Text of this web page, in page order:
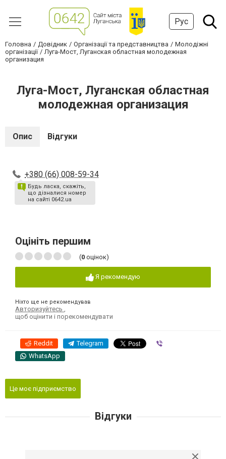
Рус
Головна Довідник Організації та представництва
Молодіжні
організації
Луга-Мост, Луганская областная молодежная
организация
Луга-Мост, Луганская областная
молодежная организация
Опис Відгуки
+380 (66) 008-59-34
Будь ласка, скажіть,
що дізналися номер
на сайті 0642.ua
Оцініть першим
(0 оцінок)
Я рекомендую
Ніхто ще не рекомендував
Авторизуйтесь
щоб оцінити і порекомендувати
Reddit Telegram
WhatsApp
Це моє підприємство
Відгуки